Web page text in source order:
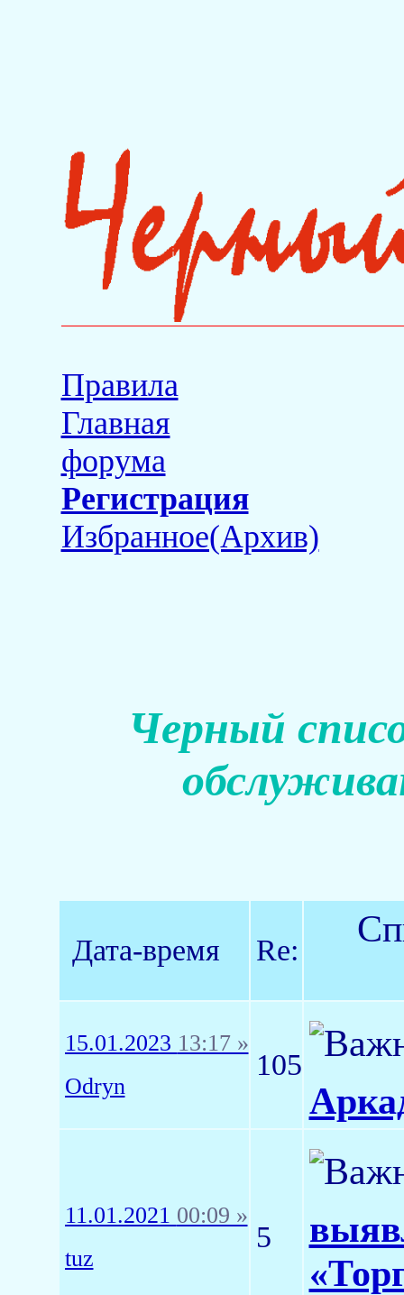
Правила
Главная
форума
Регистрация
Избранное(Архив)
Черный
Дата-время Re:
15.01.2023 13:17 »
Odryn
105
11.01.2021 00:09 »
tuz
5